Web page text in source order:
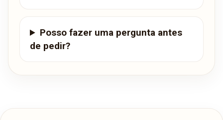
Posso fazer uma pergunta antes
de pedir?